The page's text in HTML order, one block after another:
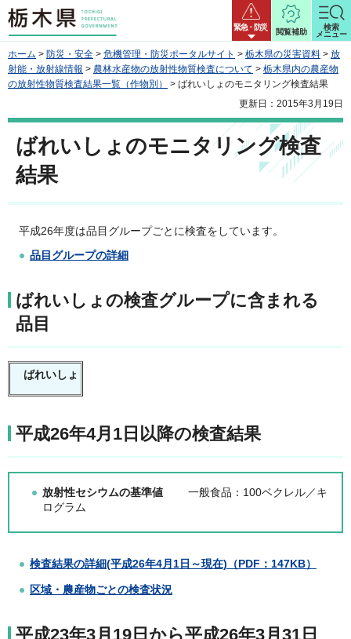
栃木県 緊急・防災
閲覧補助
検索
メニュー
ホーム > 防災・安全 > 危機管理・防災ポータルサイト > 栃木県の災害資料 > 放
射能・放射線情報 > 農林水産物の放射性物質検査について > 栃木県内の農産物
の放射性物質検査結果一覧（作物別）
> ばれいしょのモニタリング検査結果
更新日：2015年3月19日
ばれいしょのモニタリング検査
結果
平成26年度は品目グループごとに検査をしています。
品目グループの詳細
ばれいしょの検査グループに含まれる
品目
ばれいしょ
平成26年4月1日以降の検査結果
放射性セシウムの基準値 一般食品：100ベクレル／キ
ログラム
検査結果の詳細(平成26年4月1日～現在)（PDF：147KB）
区域・農産物ごとの検査状況
平成23年3月19日から平成26年3月31日